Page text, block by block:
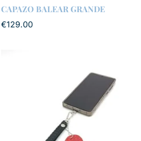
CAPAZO BALEAR GRANDE
€129.00